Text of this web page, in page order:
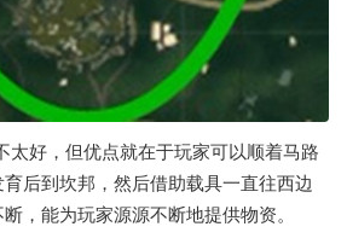
太好，但优点就在于玩家可以顺着马路
后到坎邦，然后借助载具一直往西边
，能为玩家源源不断地提供物资。